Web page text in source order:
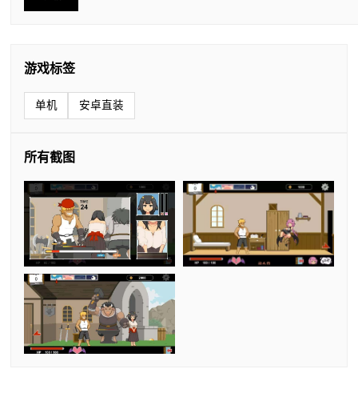
游戏标签
单机 安卓直装
所有截图